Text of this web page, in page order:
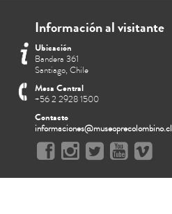
Información al visitante
Ubicación
Bandera 361
Santiago, Chile
Mesa Central
+56 2 2928 1500
Contacto
informaciones@museoprecolombino.cl